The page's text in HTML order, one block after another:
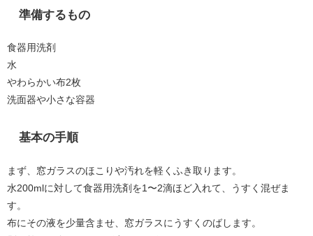
準備するもの
食器用洗剤
水
やわらかい布2枚
洗面器や小さな容器
基本の手順
まず、窓ガラスのほこりや汚れを軽くふき取ります。
水200mlに対して食器用洗剤を1〜2滴ほど入れて、うすく混ぜま
す。
布にその液を少量含ませ、窓ガラスにうすくのばします。